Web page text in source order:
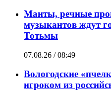
Манты, речные
музыкантов ждут
Тотьмы
07.08.26 / 08:49
Вологодские
игроком из